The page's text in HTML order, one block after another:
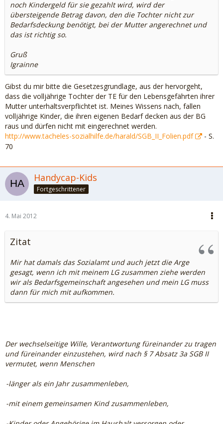
noch Kindergeld für sie gezahlt wird, wird der
übersteigende Betrag davon, den die Tochter nicht zur
Bedarfsdeckung benötigt, bei der Mutter angerechnet und
das ist richtig so.
Gruß
Igrainne
Gibst du mir bitte die Gesetzesgrundlage, aus der hervorgeht,
dass die volljährige Tochter der TE für den Lebensgefährten ihrer
Mutter unterhaltsverpflichtet ist. Meines Wissens nach, fallen
volljährige Kinder, die ihren eigenen Bedarf decken aus der BG
raus und dürfen nicht mit eingerechnet werden.
http://www.tacheles-sozialhilfe.de/harald/SGB_II_Folien.pdf
- S.
70
Handycap-Kids
Fortgeschrittener
4. Mai 2012
Zitat
Mir hat damals das Sozialamt und auch jetzt die Arge
gesagt, wenn ich mit meinem LG zusammen ziehe werden
wir als Bedarfsgemeinschaft angesehen und mein LG muss
dann für mich mit aufkommen.
Der wechselseitige Wille, Verantwortung füreinander zu tragen
und füreinander einzustehen, wird nach § 7 Absatz 3a SGB II
vermutet, wenn Menschen
-länger als ein Jahr zusammenleben,
-mit einem gemeinsamen Kind zusammenleben,